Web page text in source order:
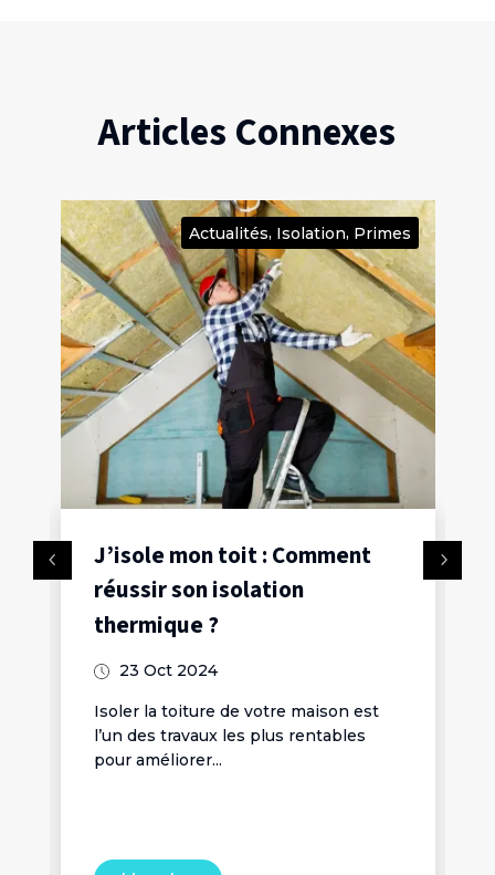
Articles Connexes
Actualités, Isolation, Primes
J’isole mon toit : Comment
réussir son isolation
thermique ?
23 Oct 2024
Isoler la toiture de votre maison est
l’un des travaux les plus rentables
pour améliorer...